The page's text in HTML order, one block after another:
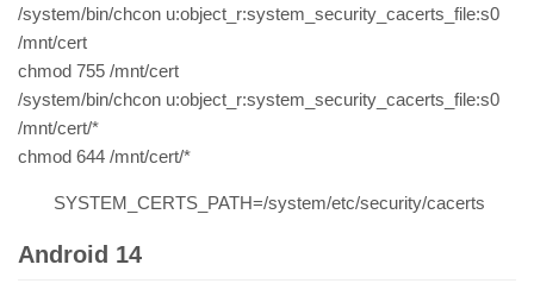
/system/bin/chcon u:object_r:system_security_cacerts_file:s0
/mnt/cert
chmod 755 /mnt/cert
/system/bin/chcon u:object_r:system_security_cacerts_file:s0
/mnt/cert/*
chmod 644 /mnt/cert/*
SYSTEM_CERTS_PATH=/system/etc/security/cacerts
Android 14